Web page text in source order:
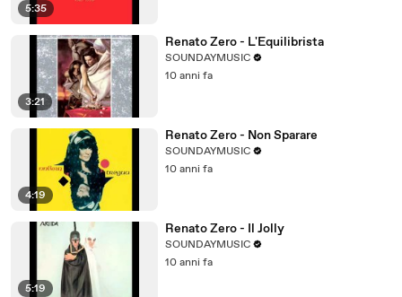
5:35
3:21
Renato Zero - L'Equilibrista
SOUNDAYMUSIC
10 anni fa
4:19
Renato Zero - Non Sparare
SOUNDAYMUSIC
10 anni fa
5:19
Renato Zero - Il Jolly
SOUNDAYMUSIC
10 anni fa